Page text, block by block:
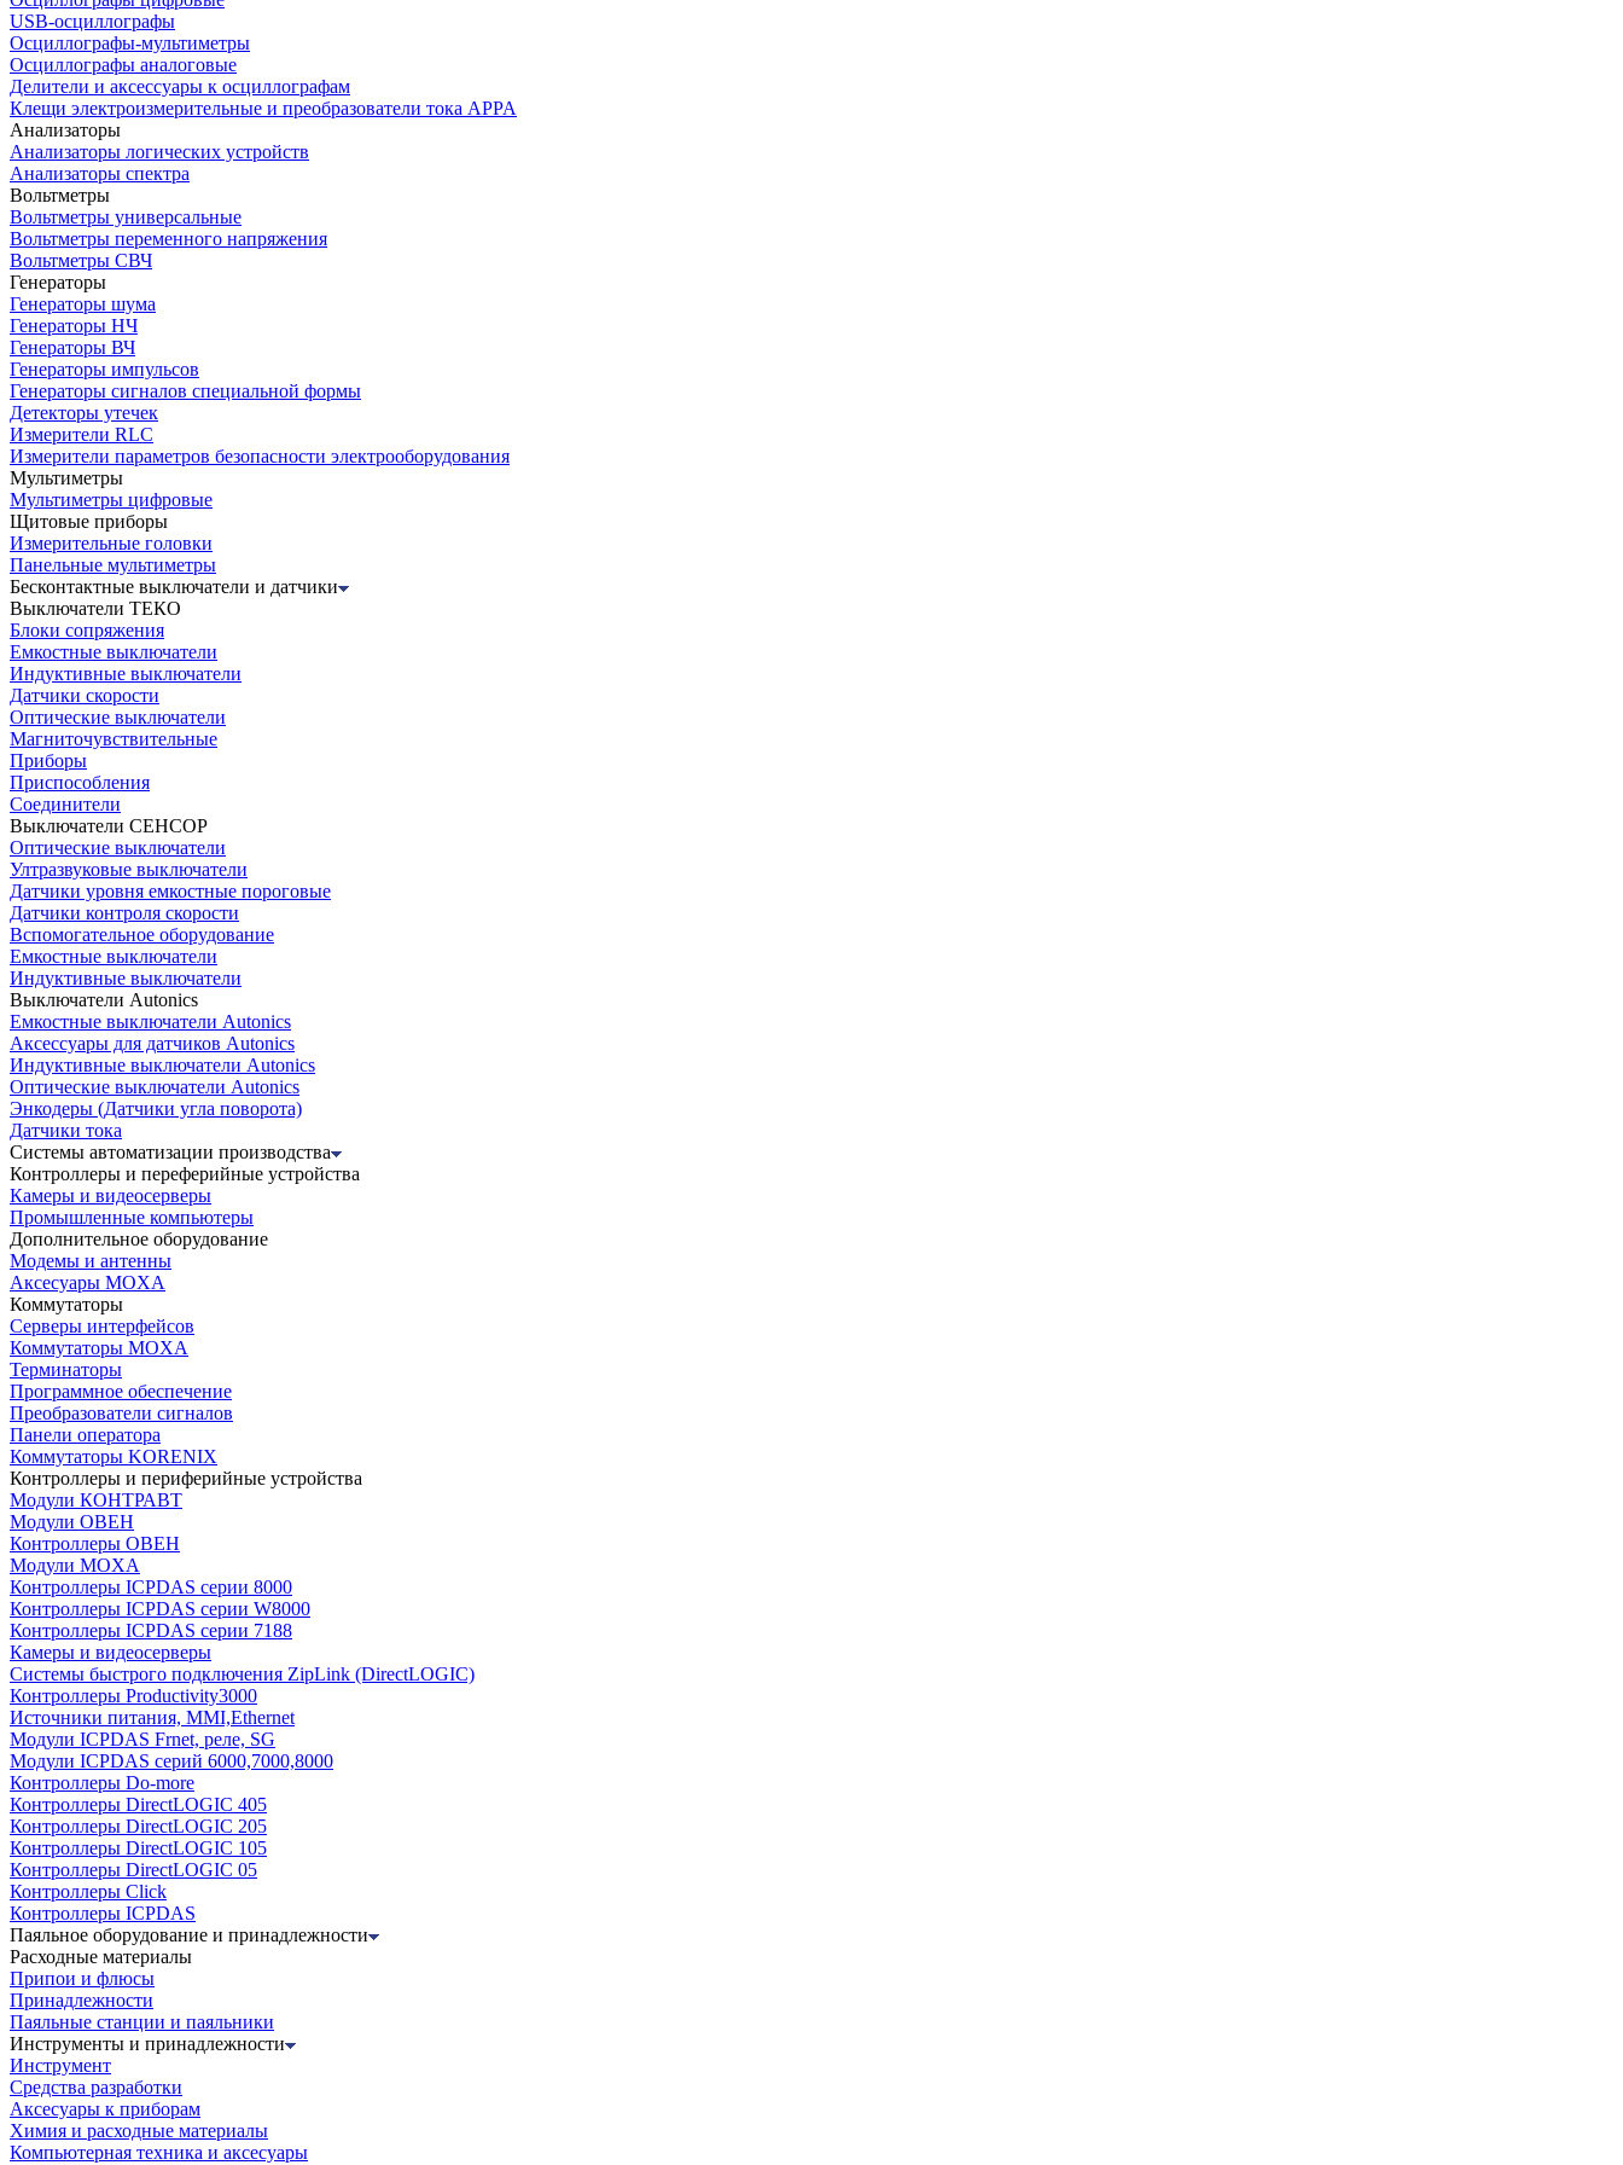
USB-осциллографы
Осциллографы-мультиметры
Осциллографы аналоговые
Делители и аксессуары к осциллографам
Клещи электроизмерительные и преобразователи тока APPA
Анализаторы
Анализаторы логических устройств
Анализаторы спектра
Вольтметры
Вольтметры универсальные
Вольтметры переменного напряжения
Вольтметры СВЧ
Генераторы
Генераторы шума
Генераторы НЧ
Генераторы ВЧ
Генераторы импульсов
Генераторы сигналов специальной формы
Детекторы утечек
Измерители RLC
Измерители параметров безопасности электрооборудования
Мультиметры
Мультиметры цифровые
Щитовые приборы
Измерительные головки
Панельные мультиметры
Бесконтактные выключатели и датчики
Выключатели ТЕКО
Блоки сопряжения
Емкостные выключатели
Индуктивные выключатели
Датчики скорости
Оптические выключатели
Магниточувствительные
Приборы
Приспособления
Соединители
Выключатели СЕНСОР
Оптические выключатели
Ултразвуковые выключатели
Датчики уровня емкостные пороговые
Датчики контроля скорости
Вспомогательное оборудование
Емкостные выключатели
Индуктивные выключатели
Выключатели Autonics
Емкостные выключатели Autonics
Аксессуары для датчиков Autonics
Индуктивные выключатели Autonics
Оптические выключатели Autonics
Энкодеры (Датчики угла поворота)
Датчики тока
Системы автоматизации производства
Контроллеры и переферийные устройства
Камеры и видеосерверы
Промышленные компьютеры
Дополнительное оборудование
Модемы и антенны
Аксесуары MOXA
Коммутаторы
Серверы интерфейсов
Коммутаторы MOXA
Терминаторы
Программное обеспечение
Преобразователи сигналов
Панели оператора
Коммутаторы KORENIX
Контроллеры и периферийные устройства
Модули КОНТРАВТ
Модули ОВЕН
Контроллеры ОВЕН
Модули MOXA
Контроллеры ICPDAS серии 8000
Контроллеры ICPDAS серии W8000
Контроллеры ICPDAS серии 7188
Камеры и видеосерверы
Системы быстрого подключения ZipLink (DirectLOGIC)
Контроллеры Productivity3000
Источники питания, MMI,Ethernet
Модули ICPDAS Frnet, реле, SG
Модули ICPDAS серий 6000,7000,8000
Контроллеры Do-more
Контроллеры DirectLOGIC 405
Контроллеры DirectLOGIC 205
Контроллеры DirectLOGIC 105
Контроллеры DirectLOGIC 05
Контроллеры Click
Контроллеры ICPDAS
Паяльное оборудование и принадлежности
Расходные материалы
Припои и флюсы
Принадлежности
Паяльные станции и паяльники
Инструменты и принадлежности
Инструмент
Средства разработки
Аксесуары к приборам
Химия и расходные материалы
Компьютерная техника и аксесуары